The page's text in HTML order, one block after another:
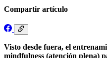
Compartir artículo
Visto desde fuera, el
mindfulness (atención plena)